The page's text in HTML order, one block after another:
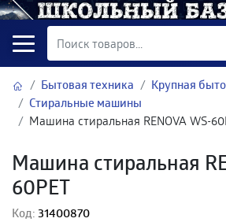
Бытовая техника
Крупная
Стиральные машины
Машина стиральная RENOVA WS-
Машина стиральная
60PET
Код:31400870